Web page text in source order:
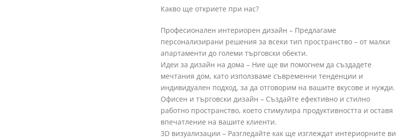
Какво ще откриете при нас?
Професионален интериорен дизайн – Предлагаме
персонализирани решения за всеки тип пространство – от малки
апартаменти до големи търговски обекти.
Идеи за дизайн на дома – Ние ще ви помогнем да създадете
мечтания дом, като използваме съвременни тенденции и
индивидуален подход, за да отговорим на вашите вкусове и нужди.
Офисен и търговски дизайн – Създайте ефективно и стилно
работно пространство, което стимулира продуктивността и оставя
впечатление на вашите клиенти.
3D визуализации – Разгледайте как ще изглеждат интериорните ви